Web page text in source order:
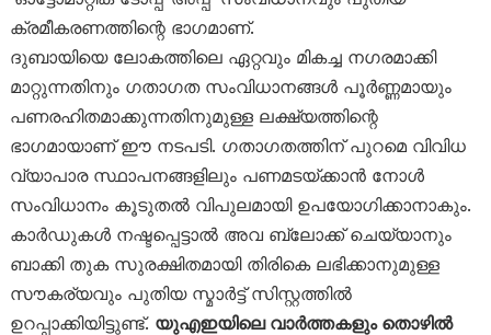
ക്രമീകരണത്തിന്റെ ഭാഗമാണ്.
ദുബായിയെ ലോകത്തിലെ ഏറ്റവും മികച്ച നഗരമാക്കി
മാറ്റുന്നതിനും ഗതാഗത സംവിധാനങ്ങൾ പൂർണ്ണമായും
പണരഹിതമാക്കുന്നതിനുമുള്ള ലക്ഷ്യത്തിന്റെ
ഭാഗമായാണ് ഈ നടപടി. ഗതാഗതത്തിന് പുറമെ വിവിധ
വ്യാപാര സ്ഥാപനങ്ങളിലും പണമടയ്ക്കാൻ നോൾ
സംവിധാനം കൂടുതൽ വിപുലമായി ഉപയോഗിക്കാനാകും.
കാർഡുകൾ നഷ്ടപ്പെട്ടാൽ അവ ബ്ലോക്ക് ചെയ്യാനും
ബാക്കി തുക സുരക്ഷിതമായി തിരികെ ലഭിക്കാനുമുള്ള
സൗകര്യവും പുതിയ സ്മാർട്ട് സിസ്റ്റത്തിൽ
ഉറപ്പാക്കിയിട്ടുണ്ട്. യുഎഇയിലെ വാർത്തകളും തൊഴിൽ